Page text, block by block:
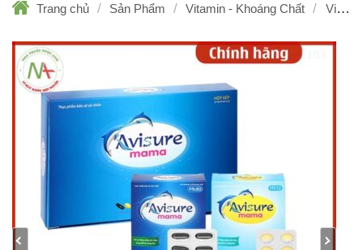
Trang chủ / Sản Phẩm / Vitamin - Khoáng Chất /